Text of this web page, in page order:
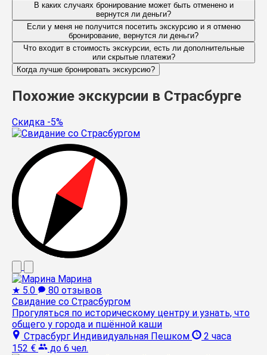
В каких случаях бронирование может быть отменено и
вернутся ли деньги?
Если у меня не получится посетить экскурсию и я отменю
бронирование, вернутся ли деньги?
Что входит в стоимость экскурсии, есть ли дополнительные
или скрытые платежи?
Когда лучше бронировать экскурсию?
Похожие экскурсии в Страсбурге
Скидка -5%
Марина
★ 5.0
80 отзывов
Свидание со Страсбургом
Прогуляться по историческому центру и узнать, что
общего у города и пшённой каши
Страсбург Индивидуальная Пешком
2 часа
152 €
до 6 чел.